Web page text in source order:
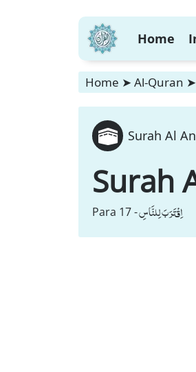
Home
Home ➤ Al-Quran ➤
Surah Al
Surah
Para 17 -اِقْتَرَبَ لِلنَّاسِ